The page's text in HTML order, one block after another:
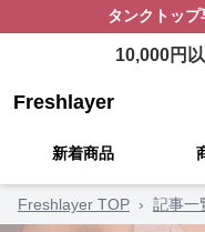
タンクトップ
10,000円
Freshlayer
新着商品
Freshlayer TOP › 記事一